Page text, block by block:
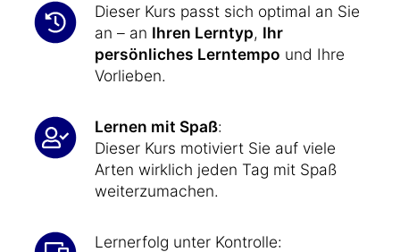
Dieser Kurs passt sich optimal an Sie
an – an Ihren Lerntyp, Ihr
persönliches Lerntempo und Ihre
Vorlieben.
Lernen mit Spaß:
Dieser Kurs motiviert Sie auf viele
Arten wirklich jeden Tag mit Spaß
weiterzumachen.
Lernerfolg unter Kontrolle: